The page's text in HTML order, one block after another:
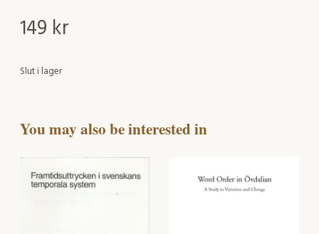
149 kr
Slut i lager
You may also be interested in